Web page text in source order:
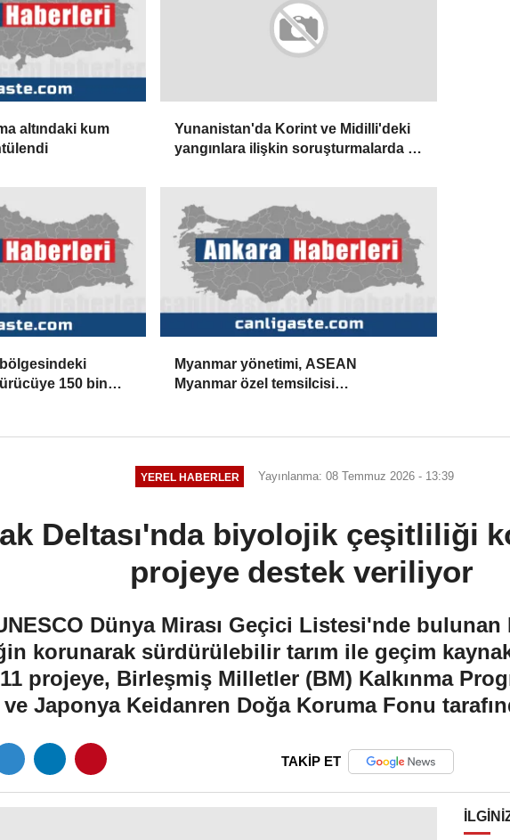
altındaki kum
Yunanistan'da Korint ve Midilli'deki
yangınlara ilişkin soruşturmalarda 3
150 bin
Myanmar yönetimi, ASEAN
Myanmar özel temsilcisi
YEREL HABERLER Yayınlanma: 08 Temmuz 2026 - 13:39
Deltası'nda biyolojik çeşitliliği
projeye destek veriliyor
Dünya Mirası Geçici Listesi'nde bulunan
korunarak sürdürülebilir tarım ile geçim
projeye, Birleşmiş Milletler (BM) Kalkınma
ve Japonya Keidanren Doğa Koruma Fonu
TAKİP ET